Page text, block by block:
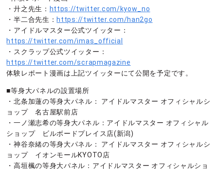
・廾之先生： https://twitter.com/kyow_no
・半二合先生：https://twitter.com/han2go
・アイドルマスター公式ツイッター：
https://twitter.com/imas_official
・スクラップ公式ツイッター：
https://twitter.com/scrapmagazine
体験レポート漫画は上記ツイッターにて公開を予定です。
■等身大パネルの設置場所
・北条加蓮の等身大パネル： アイドルマスター オフィシャルシ
ョップ 名古屋駅前店
・一ノ瀬志希の等身大パネル：アイドルマスター オフィシャル
ショップ ビルボードプレイス店(新潟)
・神谷奈緒の等身大パネル： アイドルマスター オフィシャルシ
ョップ イオンモールKYOTO店
・高垣楓の等身大パネル：アイドルマスター オフィシャルショ